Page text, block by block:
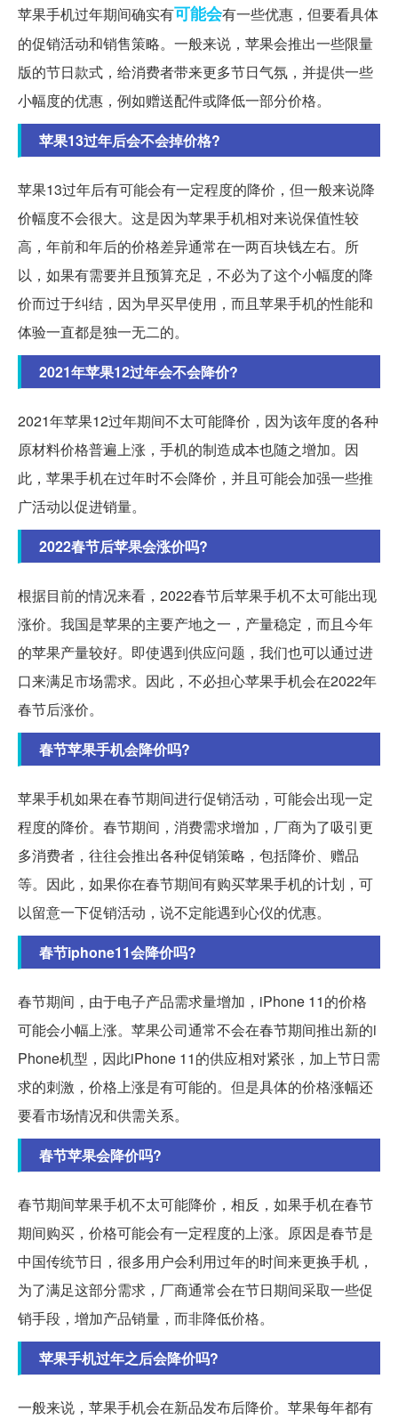
苹果手机过年期间确实有可能会有一些优惠，但要看具体
的促销活动和销售策略。一般来说，苹果会推出一些限量
版的节日款式，给消费者带来更多节日气氛，并提供一些
小幅度的优惠，例如赠送配件或降低一部分价格。
苹果13过年后会不会掉价格?
苹果13过年后有可能会有一定程度的降价，但一般来说降
价幅度不会很大。这是因为苹果手机相对来说保值性较
高，年前和年后的价格差异通常在一两百块钱左右。所
以，如果有需要并且预算充足，不必为了这个小幅度的降
价而过于纠结，因为早买早使用，而且苹果手机的性能和
体验一直都是独一无二的。
2021年苹果12过年会不会降价?
2021年苹果12过年期间不太可能降价，因为该年度的各种
原材料价格普遍上涨，手机的制造成本也随之增加。因
此，苹果手机在过年时不会降价，并且可能会加强一些推
广活动以促进销量。
2022春节后苹果会涨价吗?
根据目前的情况来看，2022春节后苹果手机不太可能出现
涨价。我国是苹果的主要产地之一，产量稳定，而且今年
的苹果产量较好。即使遇到供应问题，我们也可以通过进
口来满足市场需求。因此，不必担心苹果手机会在2022年
春节后涨价。
春节苹果手机会降价吗?
苹果手机如果在春节期间进行促销活动，可能会出现一定
程度的降价。春节期间，消费需求增加，厂商为了吸引更
多消费者，往往会推出各种促销策略，包括降价、赠品
等。因此，如果你在春节期间有购买苹果手机的计划，可
以留意一下促销活动，说不定能遇到心仪的优惠。
春节iphone11会降价吗?
春节期间，由于电子产品需求量增加，iPhone 11的价格
可能会小幅上涨。苹果公司通常不会在春节期间推出新的i
Phone机型，因此iPhone 11的供应相对紧张，加上节日需
求的刺激，价格上涨是有可能的。但是具体的价格涨幅还
要看市场情况和供需关系。
春节苹果会降价吗?
春节期间苹果手机不太可能降价，相反，如果手机在春节
期间购买，价格可能会有一定程度的上涨。原因是春节是
中国传统节日，很多用户会利用过年的时间来更换手机，
为了满足这部分需求，厂商通常会在节日期间采取一些促
销手段，增加产品销量，而非降低价格。
苹果手机过年之后会降价吗?
一般来说，苹果手机会在新品发布后降价。苹果每年都有